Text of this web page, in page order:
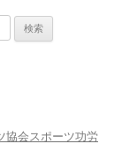
協会スポーツ功労